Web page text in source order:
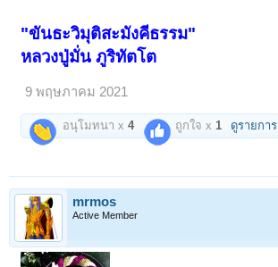
"ขันธะวิมุติสะมังคีธรรม"
หลวงปู่มั่น ภูริทัตโต
9 พฤษภาคม 2021
อนุโมทนา x4 ถูกใจ x 1 ดูรายการ
mrmos
Active Member